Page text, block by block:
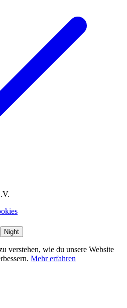
Night
verstehen, wie du unsere Website
Mehr erfahren